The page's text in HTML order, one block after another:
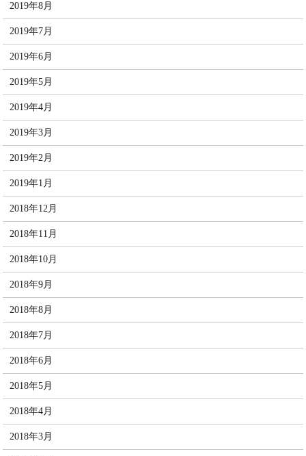
2019年8月
2019年7月
2019年6月
2019年5月
2019年4月
2019年3月
2019年2月
2019年1月
2018年12月
2018年11月
2018年10月
2018年9月
2018年8月
2018年7月
2018年6月
2018年5月
2018年4月
2018年3月